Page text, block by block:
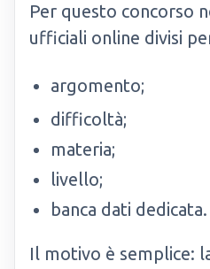
Per questo concorso
ufficiali online divisi
argomento;
difficoltà;
materia;
livello;
banca dati dedicata.
Il motivo è semplice: